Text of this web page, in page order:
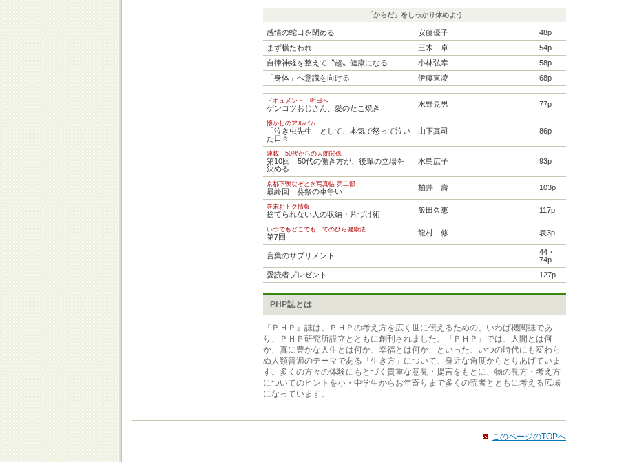
「からだ」をしっかり休めよう
感情の蛇口を閉める 安藤優子
48p
まず横たわれ
三木 卓
54p
自律神経を整えて〝超〟健康になる
小林弘幸
58p
「身体」へ意識を向ける
伊藤東凌 68p
ドキュメント 明日へ
ゲンコツおじさん、愛のたこ焼き 水野晃男 77p
懐かしのアルバム
「泣き虫先生」として、本気で怒って泣い
た日々
山下真司 86p
連載 50代からの人間関係
第10回 50代の働き方が、後輩の立場を
決める
水島広子 93p
京都下鴨なぞとき写真帖 第二部
最終回 葵祭の車争い 柏井 壽 103p
巻末おトク情報
捨てられない人の収納・片づけ術 飯田久恵 117p
いつでもどこでも てのひら健康法
第7回 龍村 修 表3p
言葉のサプリメント
44・
74p
愛読者プレゼント
127p
PHP誌とは
『ＰＨＰ』誌は、ＰＨＰの考え方を広く世に伝えるための、いわば機関誌であ
り、ＰＨＰ研究所設立とともに創刊されました。『ＰＨＰ』では、人間とは何
か、真に豊かな人生とは何か、幸福とは何か、といった、いつの時代にも変わら
ぬ人類普遍のテーマである「生き方」について、身近な角度からとりあげていま
す。多くの方々の体験にもとづく貴重な意見・提言をもとに、物の見方・考え方
についてのヒントを小・中学生からお年寄りまで多くの読者とともに考える広場
になっています。
このページのTOPへ